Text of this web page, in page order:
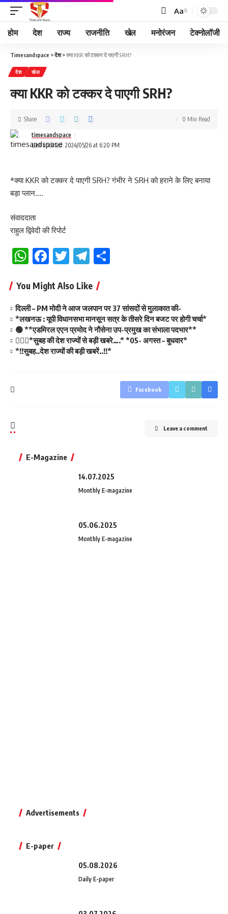
Aa
होम देश राज्य राजनीति खेल मनोरंजन टेक्नोलॉजी
Timesandspace >देश>क्या KKR को टक्कर दे पाएगी SRH?
देश खेल
क्या KKR को टक्कर दे पाएगी SRH?
Last updated: 2024/05/26 at 6:20 PM
timesandspace
Share 0 Min Read
*क्या KKR को टक्कर दे पाएगी SRH? गंभीर ने SRH को हराने के लिए बनाया
बड़ा प्लान….
संवाददाता
राहुल द्विवेदी की रिपोर्ट
WhatsApp
Facebook
TwitterTelegram
You Might Also Like
दिल्ली – PM मोदी ने आज जलपान पर 37 सांसदों से मुलाकात की-
*लखनऊ : यूपी विधानसभा मानसून सत्र के तीसरे दिन बजट पर होगी चर्चा*
🟢 **एडमिरल एएन प्रमोद ने नौसेना उप-प्रमुख का संभाला पदभार**
💁🏻‍♂️*सुबह की देश राज्यों से बड़ी खबरे….* *05- अगस्त – बुधवार*
*!!सुबह..देश राज्यों की बड़ी खबरें..!!*
Facebook
Leave a comment
E-Magazine
14.07.2025
Monthly E-magazine
05.06.2025
Monthly E-magazine
Advertisements
E-paper
05.08.2026
Daily E-paper